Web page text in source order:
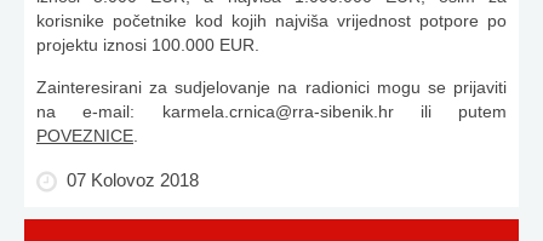
korisnike početnike kod kojih najviša vrijednost potpore po
projektu iznosi 100.000 EUR.
Zainteresirani za sudjelovanje na radionici mogu se prijaviti
na e-mail: karmela.crnica@rra-sibenik.hrili putem
POVEZNICE
07 Kolovoz 2018